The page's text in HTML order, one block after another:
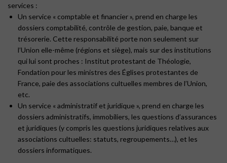
services :
Un service « comptable et financier », prend en charge les
dossiers comptabilité, contrôle de gestion, paie, banque et
trésorerie. Cette responsabilité porte non seulement sur
l’Union elle-même (régions et siège), mais sur des institutions
qui lui sont proches : Institut protestant de Théologie,
Fondation pour les ministres des Églises protestantes de
France, paie des associations cultuelles membres de l’Union,
etc.
Un service « administratif et juridique », prend en charge les
dossiers administratifs, immobiliers, les questions d’assurances
et juridiques (y compris les questions juridiques relatives aux
associations cultuelles: statuts, regroupements…), et les
dossiers informatiques.